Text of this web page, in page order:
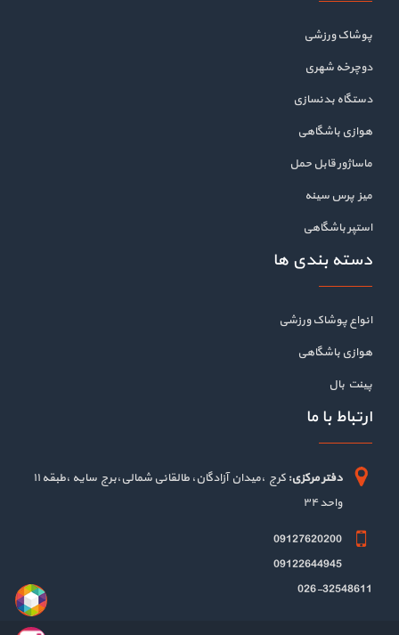
پوشاک ورزشی
دوچرخه شهری
دستگاه بدنسازی
هوازی باشگاهی
ماساژور قابل حمل
میز پرس سینه
استپر باشگاهی
دسته بندی ها
انواع پوشاک ورزشی
هوازی باشگاهی
پینت بال
ارتباط با ما
دفتر مرکزی:
کرج ،میدان آزادگان، طالقانی شمالی،برج سایه ،طبقه ۱۱
واحد ۳۴
09127620200
09122644945
026-32548611